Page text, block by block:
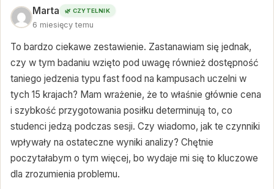
Marta 🌿 CZYTELNIK
6 miesięcy temu
To bardzo ciekawe zestawienie. Zastanawiam się jednak,
czy w tym badaniu wzięto pod uwagę również dostępność
taniego jedzenia typu fast food na kampusach uczelni w
tych 15 krajach? Mam wrażenie, że to właśnie głównie cena
i szybkość przygotowania posiłku determinują to, co
studenci jedzą podczas sesji. Czy wiadomo, jak te czynniki
wpływały na ostateczne wyniki analizy? Chętnie
poczytałabym o tym więcej, bo wydaje mi się to kluczowe
dla zrozumienia problemu.